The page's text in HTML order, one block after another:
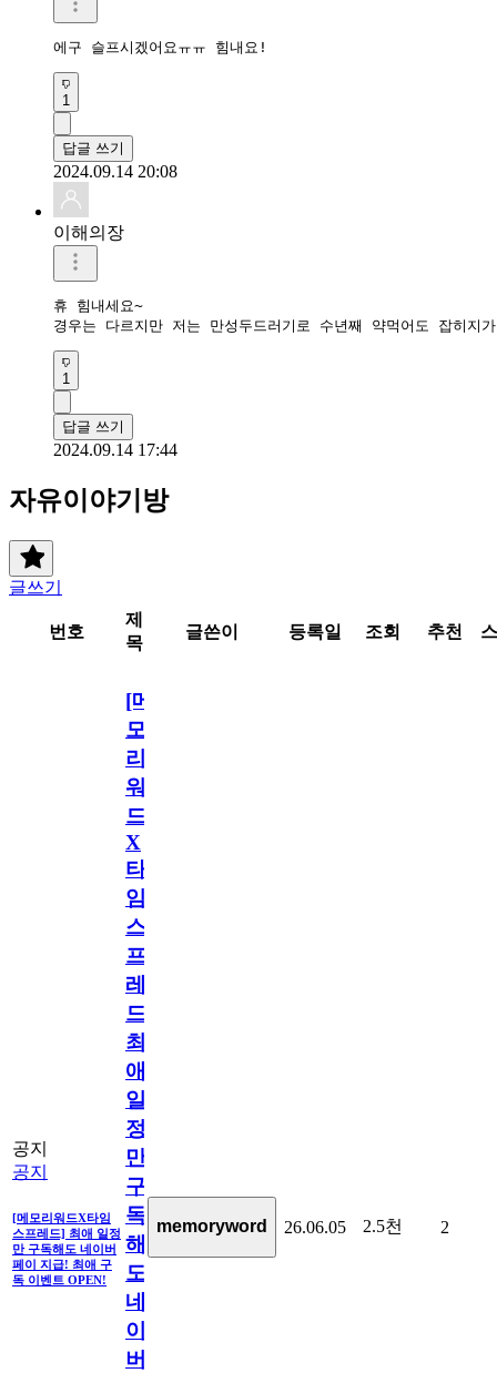
에구 슬프시겠어요ㅠㅠ 힘내요!
1
답글 쓰기
2024.09.14 20:08
이해의장
휴 힘내세요~
경우는 다르지만 저는 만성두드러기로 수년째 약먹어도 잡히지
1
답글 쓰기
2024.09.14 17:44
자유이야기방
글쓰기
번호
제
목
글쓴이 등록일 조회 추천
공지
공지
[메모리워드X타임
스프레드] 최애 일정
만 구독해도 네이버
페이 지급! 최애 구
독 이벤트 OPEN!
[메
모
리
워
드
X
타
임
스
프
레
드]
최
애
일
정
만
구
독
해
도
네
이
버
memoryword 26.06.05 2.5천 2